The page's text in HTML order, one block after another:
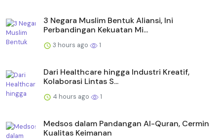
3 Negara Muslim Bentuk Aliansi, Ini
Perbandingan Kekuatan Mi...
3 hours ago 1
Dari Healthcare hingga Industri Kreatif,
Kolaborasi Lintas S...
4 hours ago 1
Medsos dalam Pandangan Al-Quran, Cermin
Kualitas Keimanan